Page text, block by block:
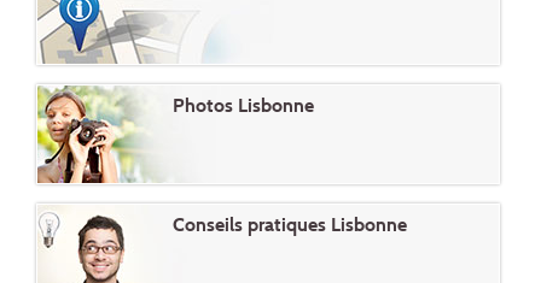
Photos Lisbonne
Conseils pratiques Lisbonne